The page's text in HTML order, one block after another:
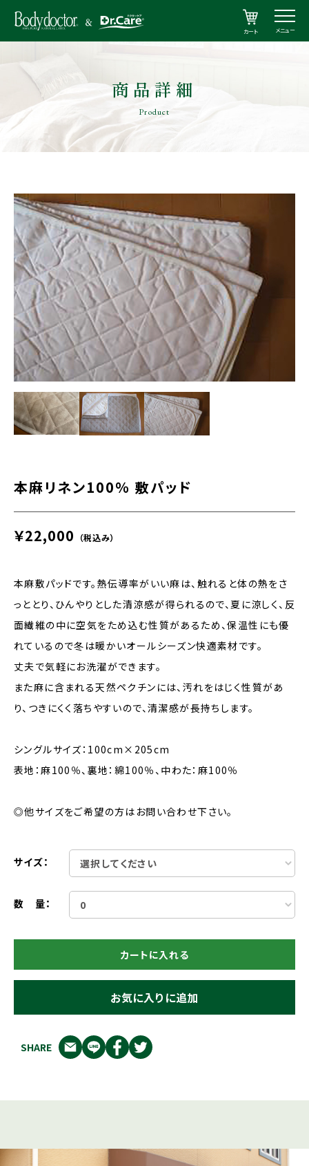
カート メニュー
商品詳細
Product
本麻リネン100％ 敷パッド
￥22,000 （税込み）
本麻敷パッドです。熱伝導率がいい麻は、触れると体の熱をさ
っととり、ひんやりとした清涼感が得られるので、夏に涼しく、反
面繊維の中に空気をため込む性質があるため、保温性にも優
れているので冬は暖かいオールシーズン快適素材です。
丈夫で気軽にお洗濯ができます。
また麻に含まれる天然ペクチンには、汚れをはじく性質があ
り、つきにくく落ちやすいので、清潔感が長持ちします。
シングルサイズ：100cm×205cm
表地：麻100％、裏地：綿100％、中わた：麻100％
◎他サイズをご希望の方はお問い合わせ下さい。
サイズ：
数 量：
カートに入れる
お気に入りに追加
SHARE